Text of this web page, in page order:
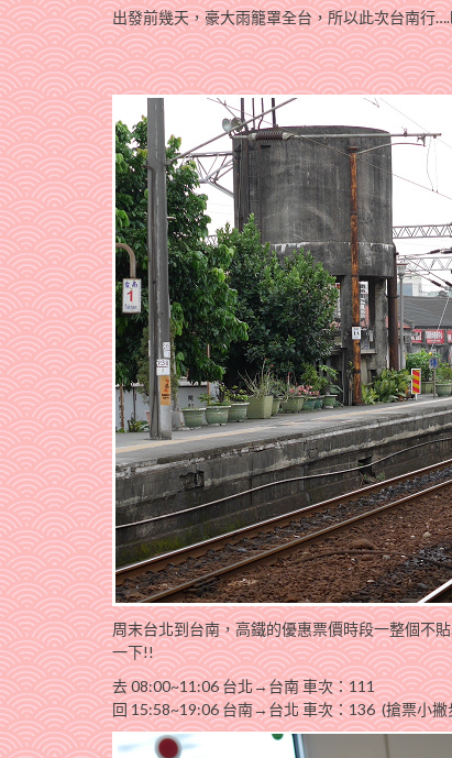
出發前幾天，豪大雨籠罩全台，所以此次台南行
周末台北到台南，高鐵的優惠票價時段一整個不
一下!!
去 08:00~11:06 台北→台南 車次：111
回 15:58~19:06 台南→台北 車次：136 (搶票小撇